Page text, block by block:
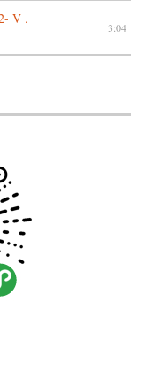
V .
3:04